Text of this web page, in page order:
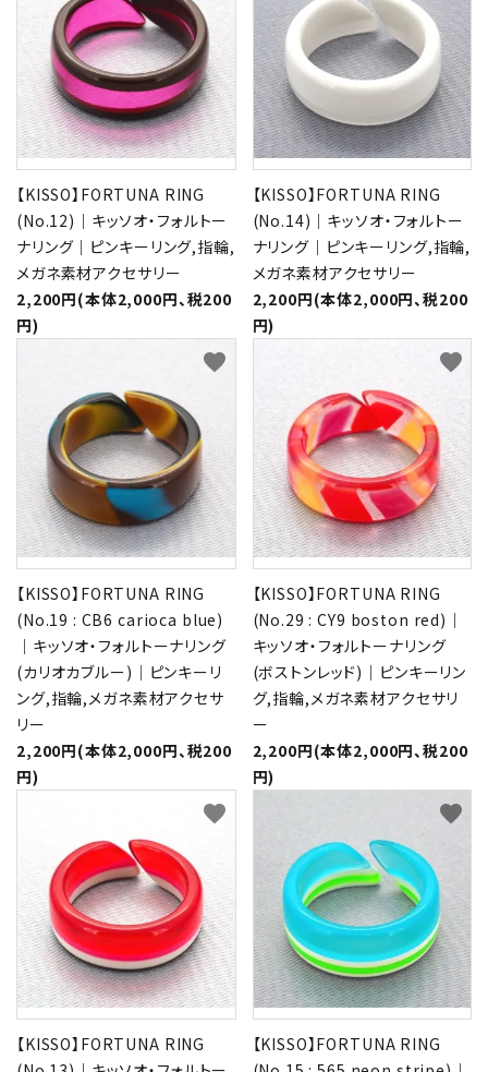
【KISSO】FORTUNA RING
(No.12)｜キッソオ・フォルトー
ナリング｜ピンキーリング,指輪,
メガネ素材アクセサリー
2,200円(本体2,000円、税200
円)
【KISSO】FORTUNA RING
(No.14)｜キッソオ・フォルトー
ナリング｜ピンキーリング,指輪,
メガネ素材アクセサリー
2,200円(本体2,000円、税200
円)
【KISSO】FORTUNA RING
(No.19 : CB6 carioca blue)
｜キッソオ・フォルトーナリング
(カリオカブルー)｜ピンキーリ
ング,指輪,メガネ素材アクセサ
リー
2,200円(本体2,000円、税200
円)
favorite
【KISSO】FORTUNA RING
(No.29 : CY9 boston red)｜
キッソオ・フォルトーナリング
(ボストンレッド)｜ピンキーリン
グ,指輪,メガネ素材アクセサリ
ー
2,200円(本体2,000円、税200
円)
favorite
【KISSO】FORTUNA RING
favorite
【KISSO】FORTUNA RING
favorite